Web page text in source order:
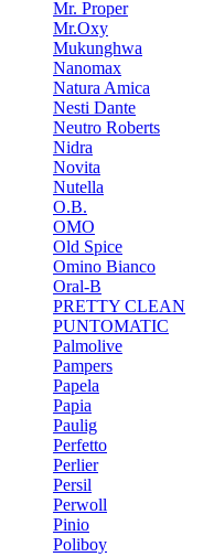
Mr. Proper
Mr.Oxy
Mukunghwa
Nanomax
Natura Amica
Nesti Dante
Neutro Roberts
Nidra
Novita
Nutella
O.B.
OMO
Old Spice
Omino Bianco
Oral-B
PRETTY CLEAN
PUNTOMATIC
Palmolive
Pampers
Papela
Papia
Paulig
Perfetto
Perlier
Persil
Perwoll
Pinio
Poliboy